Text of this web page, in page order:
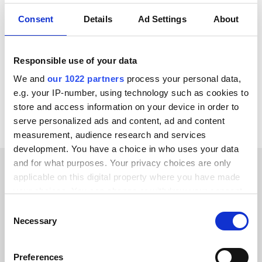
Consent Details Ad Settings About
Responsible use of your data
We and our 1022 partners process your personal data,
e.g. your IP-number, using technology such as cookies to
store and access information on your device in order to
serve personalized ads and content, ad and content
measurement, audience research and services
development. You have a choice in who uses your data
and for what purposes. Your privacy choices are only
applicable on this digital property where you have made
the Privacy trigger icon.
Selection
Necessary
Preferences
ChannelEngine Zoho CRM SAP
Salesforce
Optimizely
Odoo Jetshop
Voir toutes les intégrations Allegro
TÉMOIGNAGES CLIENTS
Hear success stories from
our valued customers